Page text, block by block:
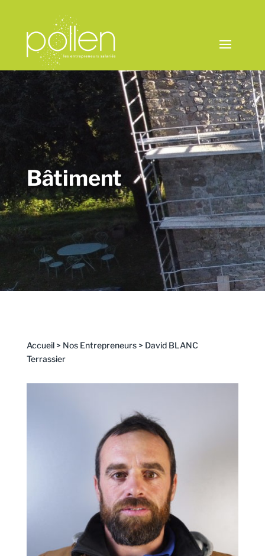
Bâtiment
Accueil> Nos Entrepreneurs> David BLANC
Terrassier